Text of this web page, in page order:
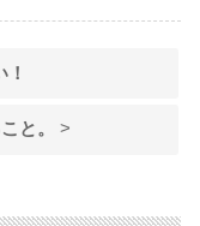
と。 >